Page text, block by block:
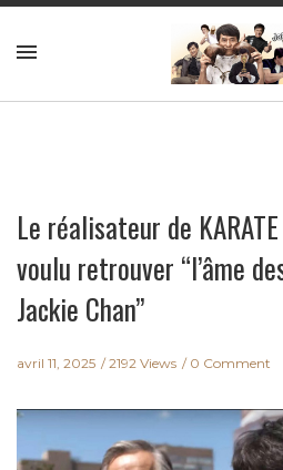
Le réalisateur de KARATE
voulu retrouver “l’âme
Jackie Chan”
avril 11, 2025 2192 Views 0 Comment